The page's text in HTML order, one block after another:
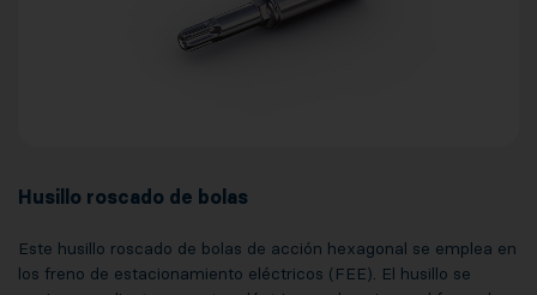
Husillo roscado de bolas
Este husillo roscado de bolas de acción hexagonal se emplea en
los freno de estacionamiento eléctricos (FEE). El husillo se